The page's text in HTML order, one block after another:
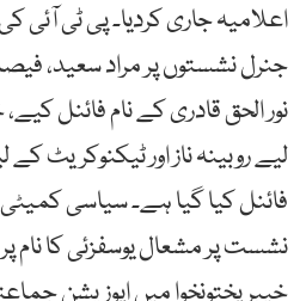
اعلامیہ جاری کردیا۔ پی ٹی
جنرل نشستوں پر مراد سعید،
نور الحق قادری کے نام فائنل
لیے روبینہ ناز اور ٹیکنوکریٹ کے
فائنل کیا گیا ہے۔ سیاسی
نشست پر مشعال یوسفزئی کا نام